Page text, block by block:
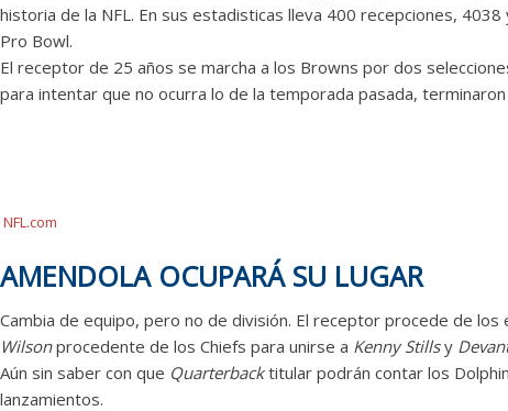
historia de la NFL. En sus estadisticas lleva 400 recepciones,
Pro Bowl.
El receptor de 25 años se marcha a los Browns por dos
para intentar que no ocurra lo de la temporada pasada,
NFL.com
AMENDOLA OCUPARÁ SU LUGAR
Cambia de equipo, pero no de división. El receptor procede de
Wilsonprocedente de los Chiefs para unirse a Kenny Stillsy
Aún sin saber con que Quarterbacktitular podrán contar los
lanzamientos.